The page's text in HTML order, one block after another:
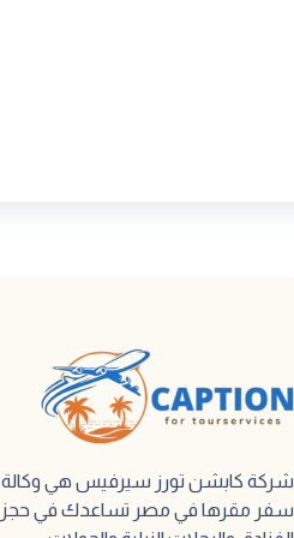
شركة كابشن تورز سيرفيس هي وكالة
سفر مقرها في مصر تساعدك في حجز